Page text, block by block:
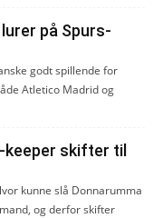
på Spurs-
godt spillende for
Atletico Madrid og
keeper skifter til
kunne slå Donnarumma
og derfor skifter